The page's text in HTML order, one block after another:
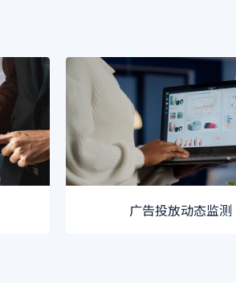
广告投放动态监测